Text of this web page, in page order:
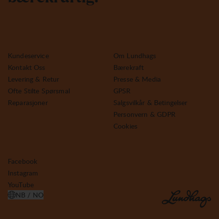
Kundeservice
Kontakt Oss
Levering & Retur
Ofte Stilte Spørsmal
Reparasjoner
Om Lundhags
Bærekraft
Presse & Media
GPSR
Salgsvilkår & Betingelser
Personvern & GDPR
Cookies
Facebook
Instagram
YouTube
NB / NO
ÅPNE VELG LAND